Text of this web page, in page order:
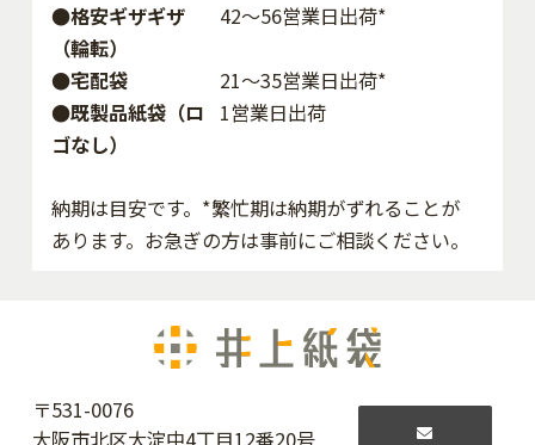
●格安ギザギザ
（輪転）
42〜56営業日出荷*
●宅配袋
21～35営業日出荷*
●既製品紙袋（ロ
ゴなし）
1営業日出荷
納期は目安です。*繁忙期は納期がずれることが
あります。お急ぎの方は事前にご相談ください。
〒531-0076
大阪市北区大淀中4丁目12番20号